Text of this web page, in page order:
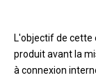
L'objectif de cette
produit avant la
à connexion